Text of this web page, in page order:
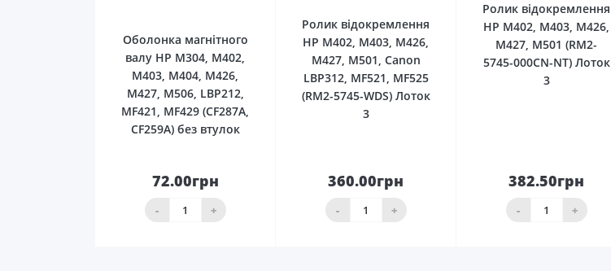
Оболонка магнітного
валу HP M304, M402,
M403, M404, M426,
M427, M506, LBP212,
MF421, MF429 (CF287A,
CF259A) без втулок
72.00грн
- +
кошика
Ролик відокремлення
HP M402, M403, M426,
M427, M501, Canon
LBP312, MF521, MF525
(RM2-5745-WDS) Лоток
3
360.00грн
- +
До
кошика
Ролик відокремлення
HP M402, M403, M426,
M427, M501 (RM2-
5745-000CN-NT) Лоток
3
382.50грн
- +
До
кошика